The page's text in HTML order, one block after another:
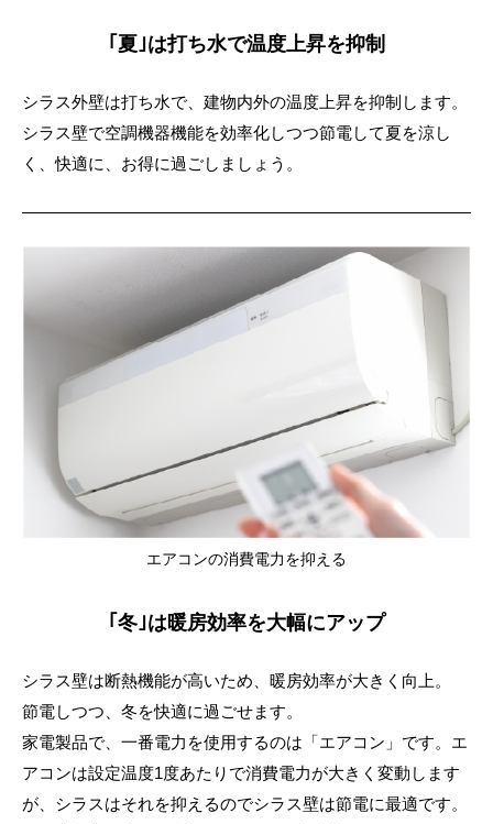
｢夏｣は打ち水で温度上昇を抑制
シラス外壁は打ち水で、建物内外の温度上昇を抑制します。
シラス壁で空調機器機能を効率化しつつ節電して夏を涼し
く、快適に、お得に過ごしましょう。
エアコンの消費電力を抑える
｢冬｣は暖房効率を大幅にアップ
シラス壁は断熱機能が高いため、暖房効率が大きく向上。
節電しつつ、冬を快適に過ごせます。
家電製品で、一番電力を使用するのは「エアコン」です。エ
アコンは設定温度1度あたりで消費電力が大きく変動します
が、シラスはそれを抑えるのでシラス壁は節電に最適です。